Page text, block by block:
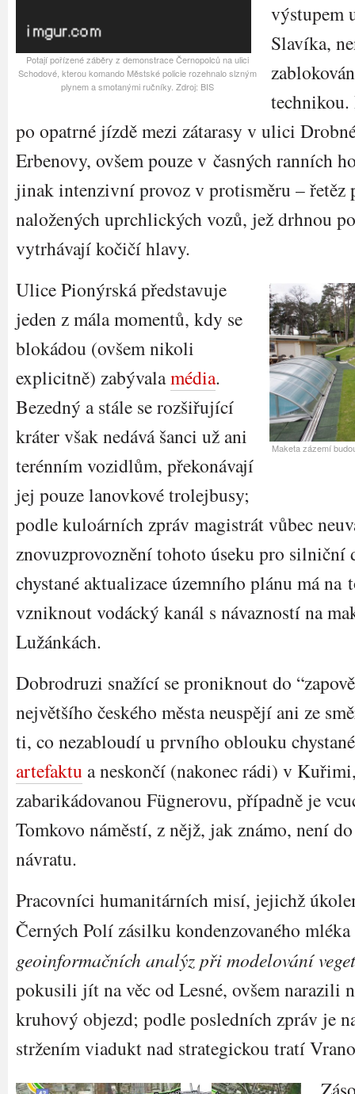
Potají pořízené záběry z demonstrace Černopolců na ulici
Schodové, kterou komando Městské policie rozehnalo slzným
plynem a smotanými ručníky. Zdroj: BIS
výstupem
Slavíka,
technikou.
po opatrné jízdě mezi zátarasy v ulici
Erbenovy, ovšem pouze v časných ranních
jinak intenzivní provoz v protisměru – řetěz
naložených uprchlických vozů, jež drhnou
vytrhávají kočičí hlavy.
Maketa zázemí
Ulice Pionýrská představuje
jeden z mála momentů, kdy se
blokádou (ovšem nikoli
explicitně) zabývalamédia.
Bezedný a stále se rozšiřující
kráter však nedává šanci už ani
terénním vozidlům, překonávají
jej pouze lanovkové trolejbusy;
podle kuloárních zpráv magistrát vůbec
znovuzprovoznění tohoto úseku pro silniční
chystané aktualizace územního plánu má na
vzniknout vodácký kanál s návazností na
Lužánkách.
Dobrodruzi snažící se proniknout do
největšího českého města neuspějí ani ze
ti, co nezabloudí u prvního oblouku
artefaktu a neskončí (nakonec rádi) v
zabarikádovanou Fügnerovu, případně je
Tomkovo náměstí, z nějž, jak známo, není
návratu.
Pracovníci humanitárních misí, jejichž
Černých Polí zásilku kondenzovaného
geoinformačních analýz při modelování
pokusili jít na věc od Lesné, ovšem narazili
kruhový objezd; podle posledních zpráv je
stržením viadukt nad strategickou tratí